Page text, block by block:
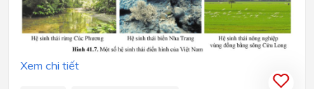
Xem chi tiết